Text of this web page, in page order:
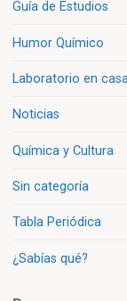
Guía de Estudios
Humor Químico
Laboratorio en
Noticias
Química y Cultura
Sin categoría
Tabla Periódica
¿Sabías qué?